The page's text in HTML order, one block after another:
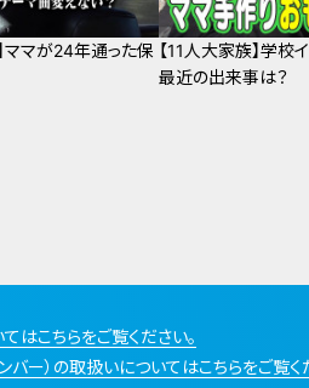
ママが24年通った保 【11人大家族】学校
最近の出来事は？
はこちらをご覧ください。
ー）の取扱いについてはこちらをご覧く